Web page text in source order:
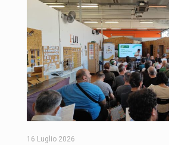
16 Luglio 2026